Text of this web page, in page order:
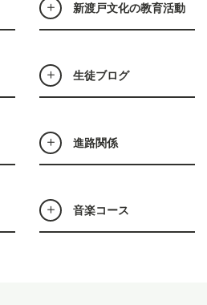
新渡戸文化の教育活動
生徒ブログ
進路関係
音楽コース